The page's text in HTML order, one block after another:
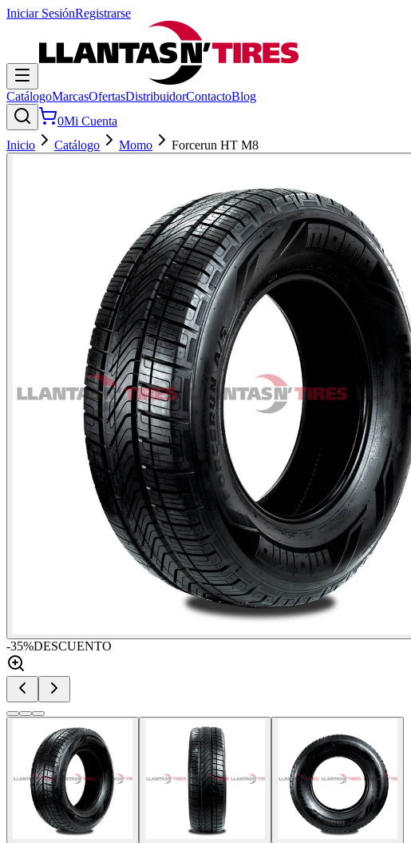
Iniciar SesiónRegistrarse
CatálogoMarcasOfertasDistribuidorContactoBlog
0Mi Cuenta
Inicio
Catálogo Momo Forcerun HT M8
-35%DESCUENTO